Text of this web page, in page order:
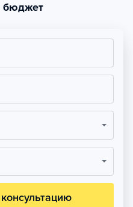
бюджет